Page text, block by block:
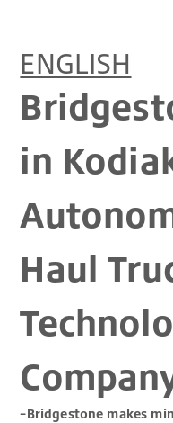
ENGLISH
in
Haul
–Bridgestone makes